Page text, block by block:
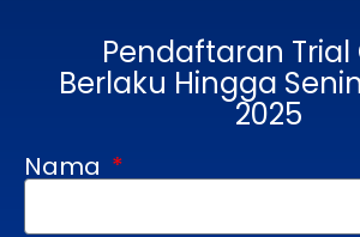
Pendaftaran Trial
Berlaku Hingga
2025
Nama